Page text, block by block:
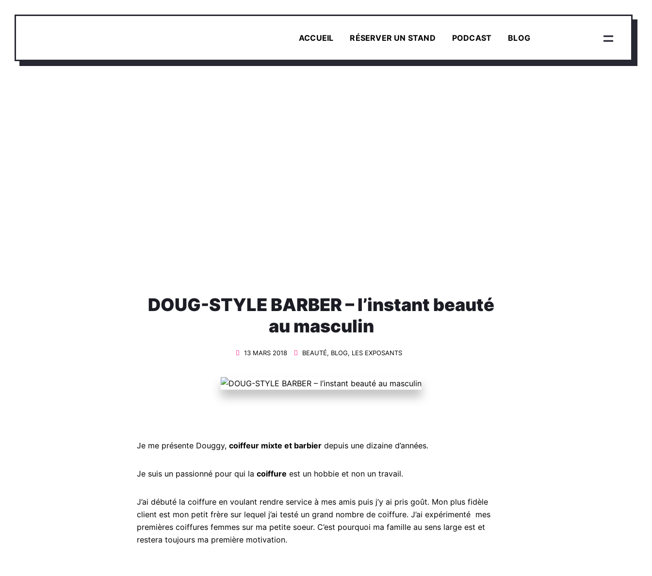
ACCUEIL RÉSERVER UN STAND PODCAST BLOG
DOUG-STYLE BARBER – l’instant beauté
au masculin
13 MARS 2018 BEAUTÉ, BLOG, LES EXPOSANTS
Je me présente Douggy, coiffeur mixte et barbier depuis une dizaine d’années.
Je suis un passionné pour qui la coiffure est un hobbie et non un travail.
J’ai débuté la coiffure en voulant rendre service à mes amis puis j’y ai pris goût. Mon plus fidèle
client est mon petit frère sur lequel j’ai testé un grand nombre de coiffure. J’ai expérimenté mes
premières coiffures femmes sur ma petite soeur. C’est pourquoi ma famille au sens large est et
restera toujours ma première motivation.